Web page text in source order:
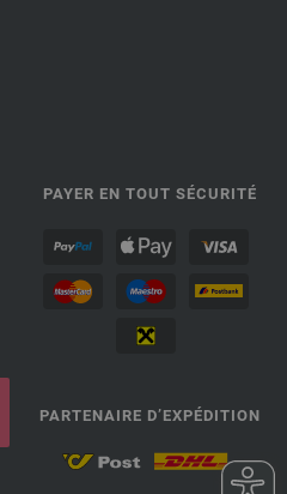
PAYER EN TOUT SÉCURITÉ
PARTENAIRE D’EXPÉDITION